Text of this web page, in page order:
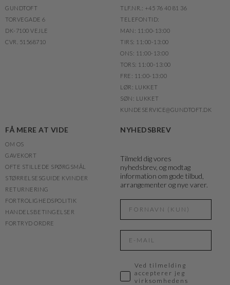
GUNDTOFT
TORVEGADE 6
DK-7100 VEJLE
CVR. 51568710
TLF.NR.: +45 76 40 81 36
TELEFONTID:
MAN: 11:00-13:00
TIRS: 11:00-13:00
ONS: 11:00-13:00
TORS: 11:00-13:00
FRE: 11:00-13:00
LØR: LUKKET
SØN: LUKKET
KUNDESERVICE@GUNDTOFT.DK
FÅ MERE AT VIDE
OM OS
GAVEKORT
OFTE STILLEDE SPØRGSMÅL
STØRRELSESGUIDE KVINDER
RETURNERING
FORTROLIGHEDSPOLITIK
HANDELSBETINGELSER
FORTRYD ORDRE
NYHEDSBREV
Tilmeld dig vores
nyhedsbrev, og modtag
information om gode tilbud,
arrangementer og nye varer.
Ved tilmelding
accepterer jeg
virksomhedens